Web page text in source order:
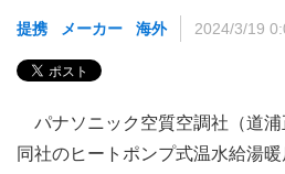
提携 メーカー 海外 2024/3/19
パナソニック空質空調社（道浦
同社のヒートポンプ式温水給湯